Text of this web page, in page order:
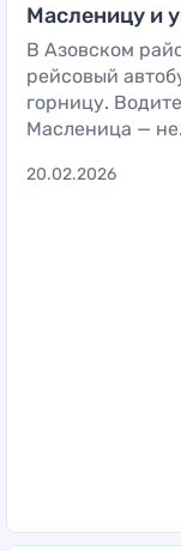
Масленицу и
В Азовском
рейсовый
горницу.
Масленица —
20.02.2026